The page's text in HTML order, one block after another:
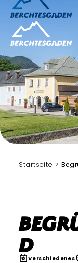
Startseite
d
Verschiedenes